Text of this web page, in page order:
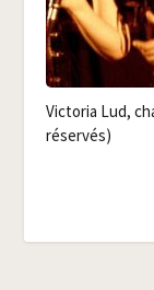
Vic­to­ria Lud,
réservés)